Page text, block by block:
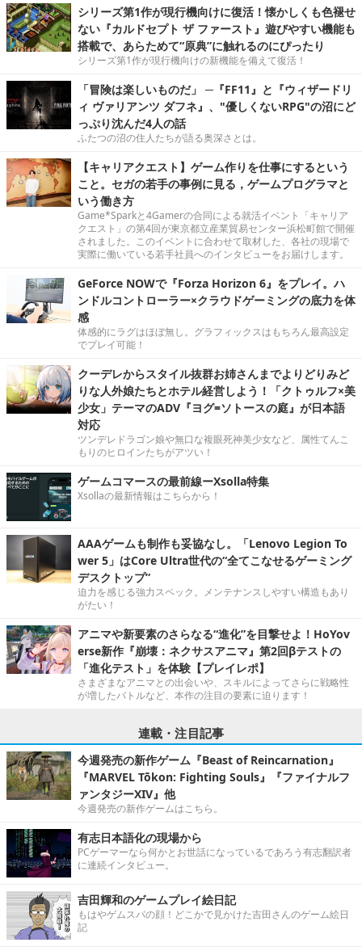
シリーズ第1作が現行機向けに復活！懐かしくも色褪せ
ない『カルドセプト ザ ファースト』遊びやすい機能も
搭載で、あらためて“原典”に触れるのにぴったり
シリーズ第1作が現行機向けの新機能を備えて復活！
「冒険は楽しいものだ」 ─『FF11』と『ウィザードリ
ィ ヴァリアンツ ダフネ』、"優しくないRPG"の沼にど
っぷり沈んだ4人の話
ふたつの沼の住人たちが語る奥深さとは。
【キャリアクエスト】ゲーム作りを仕事にするという
こと。セガの若手の事例に見る，ゲームプログラマと
いう働き方
Game*Sparkと4Gamerの合同による就活イベント「キャリア
クエスト」の第4回が東京都立産業貿易センター浜松町館で開催
されました。このイベントに合わせて取材した、各社の現場で
実際に働いている若手社員へのインタビューをお届けします。
GeForce NOWで『Forza Horizon 6』をプレイ。ハ
ンドルコントローラー×クラウドゲーミングの底力を体
感
体感的にラグはほぼ無し。グラフィックスはもちろん最高設定
でプレイ可能！
クーデレからスタイル抜群お姉さんまでよりどりみど
りな人外娘たちとホテル経営しよう！「クトゥルフ×美
少女」テーマのADV『ヨグ=ソトースの庭』が日本語
対応
ツンデレドラゴン娘や無口な複眼死神美少女など、属性てんこ
もりのヒロインたちがアツい！
ゲームコマースの最前線ーXsolla特集
Xsollaの最新情報はこちらから！
AAAゲームも制作も妥協なし。「Lenovo Legion To
wer 5」はCore Ultra世代の“全てこなせるゲーミング
デスクトップ”
迫力を感じる強力スペック。メンテナンスしやすい構造もあり
がたい！
アニマや新要素のさらなる“進化”を目撃せよ！HoYov
erse新作『崩壊：ネクサスアニマ』第2回βテストの
「進化テスト」を体験【プレイレポ】
さまざまなアニマとの出会いや、スキルによってさらに戦略性
が増したバトルなど、本作の注目の要素に迫ります！
連載・注目記事
今週発売の新作ゲーム『Beast of Reincarnation』
『MARVEL Tōkon: Fighting Souls』『ファイナルフ
ァンタジーXIV』他
今週発売の新作ゲームはこちら。
有志日本語化の現場から
PCゲーマーなら何かとお世話になっているであろう有志翻訳者
に連続インタビュー。
吉田輝和のゲームプレイ絵日記
もはやゲムスパの顔！どこかで見かけた吉田さんのゲーム絵日
記